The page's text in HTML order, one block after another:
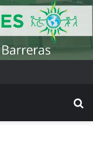
con gatos